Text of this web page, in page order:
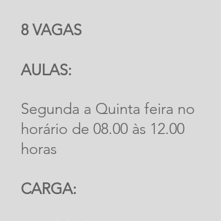
8 VAGAS
AULAS:
Segunda a Quinta feira no
horário de 08.00 às 12.00
horas
CARGA: